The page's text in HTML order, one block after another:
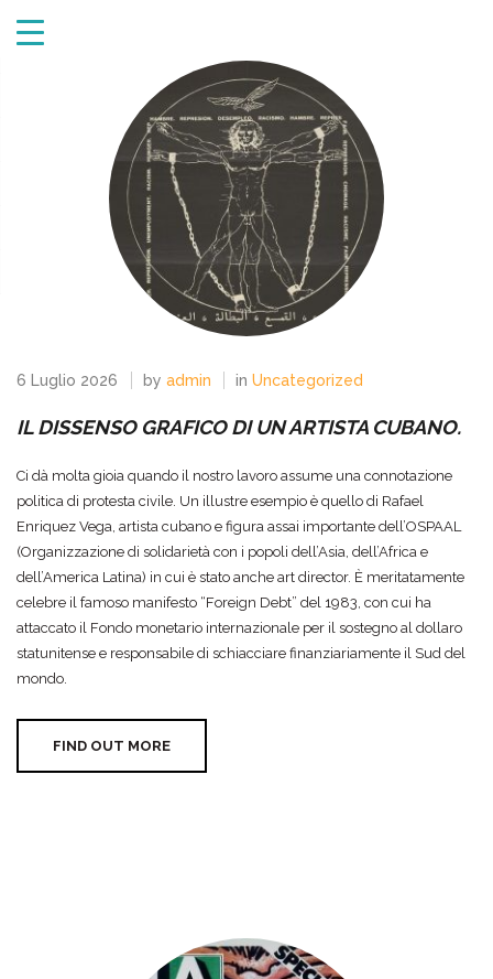
6 Luglio 2026 by admin in Uncategorized
IL DISSENSO GRAFICO DI UN ARTISTA CUBANO.
Ci dà molta gioia quando il nostro lavoro assume una connotazione
politica di protesta civile. Un illustre esempio è quello di Rafael
Enriquez Vega, artista cubano e figura assai importante dell’OSPAAL
(Organizzazione di solidarietà con i popoli dell’Asia, dell’Africa e
dell’America Latina) in cui è stato anche art director. È meritatamente
celebre il famoso manifesto “Foreign Debt” del 1983, con cui ha
attaccato il Fondo monetario internazionale per il sostegno al dollaro
statunitense e responsabile di schiacciare finanziariamente il Sud del
mondo.
FIND OUT MORE